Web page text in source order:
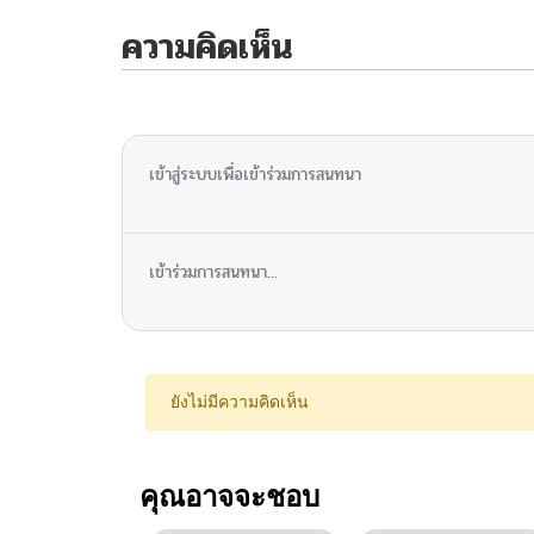
ความคิดเห็น
เข้าสู่ระบบเพื่อเข้าร่วมการสนทนา
เข้าร่วมการสนทนา...
ยังไม่มีความคิดเห็น
คุณอาจจะชอบ